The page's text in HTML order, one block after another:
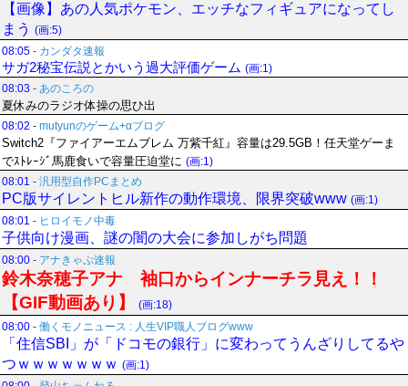
【画像】あの人気ポケモン、エッチなフィギュアになってし
まう (画:5)
08:05 - カンダタ速報
サガ2秘宝伝説とかいう過大評価ゲーム (画:1)
08:03 - あのころの
夏休みのラジオ体操の思ひ出
08:02 - mutyunのゲーム+αブログ
Switch2『ファイアーエムブレム 万紫千紅』容量は29.5GB！任天堂ゲーま
でｽﾄﾚｰｼﾞ馬鹿食いで容量圧迫堂に (画:1)
08:01 - 汎用型自作PCまとめ
PC版サイレントヒル新作の動作環境、限界突破www (画:1)
08:01 - ヒロイモノ中毒
子供向け漫画、謎の闇の大会に参加しがち問題
08:00 - アナきゃぷ速報
鈴木奈穂子アナ 袖口からインナーチラ見え！！
【GIF動画あり】
(画:18)
08:00 - 働くモノニュース : 人生VIP職人ブログwww
「住信SBI」が「ドコモの銀行」に変わってうんざりしてるや
つｗｗｗｗｗｗｗ (画:1)